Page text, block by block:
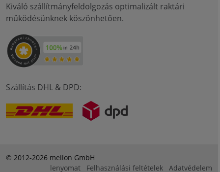
Kiváló szállítmányfeldolgozás optimalizált raktári
működésünknek köszönhetően.
Szállítás DHL & DPD:
© 2012-2026 meilon GmbH
lenyomat
Felhasználási feltételek Adatvédelem